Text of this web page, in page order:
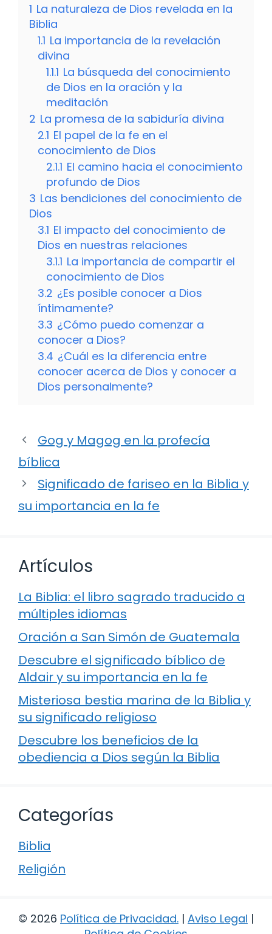
1 La naturaleza de Dios revelada en la
Biblia
1.1 La importancia de la revelación
divina
1.1.1 La búsqueda del conocimiento
de Dios en la oración y la
meditación
2 La promesa de la sabiduría divina
2.1 El papel de la fe en el
conocimiento de Dios
2.1.1 El camino hacia el conocimiento
profundo de Dios
3 Las bendiciones del conocimiento de
Dios
3.1 El impacto del conocimiento de
Dios en nuestras relaciones
3.1.1 La importancia de compartir el
conocimiento de Dios
3.2 ¿Es posible conocer a Dios
íntimamente?
3.3 ¿Cómo puedo comenzar a
conocer a Dios?
3.4 ¿Cuál es la diferencia entre
conocer acerca de Dios y conocer a
Dios personalmente?
Gog y Magog en la profecía
bíblica
Significado de fariseo en la Biblia y
su importancia en la fe
Artículos
La Biblia: el libro sagrado traducido a
múltiples idiomas
Oración a San Simón de Guatemala
Descubre el significado bíblico de
Aldair y su importancia en la fe
Misteriosa bestia marina de la Biblia y
su significado religioso
Descubre los beneficios de la
obediencia a Dios según la Biblia
Categorías
Biblia
Religión
© 2026 Política de Privacidad. | Aviso Legal |